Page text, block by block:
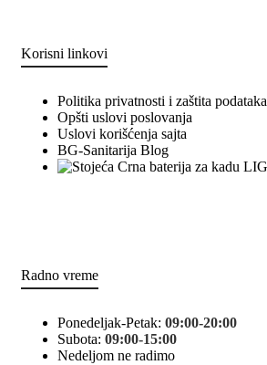
Korisni linkovi
Politika privatnosti i zaštita podataka
Opšti uslovi poslovanja
Uslovi korišćenja sajta
BG-Sanitarija Blog
Radno vreme
Ponedeljak-Petak: 09:00-20:00
Subota: 09:00-15:00
Nedeljom ne radimo